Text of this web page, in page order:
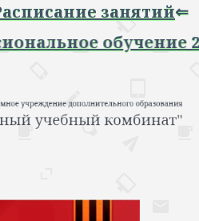
занятий⇐